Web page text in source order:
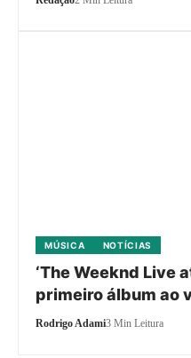
MÚSICA NOTÍCIAS
‘The Weeknd Live
primeiro álbum ao
Rodrigo Adami3 Min Leitura